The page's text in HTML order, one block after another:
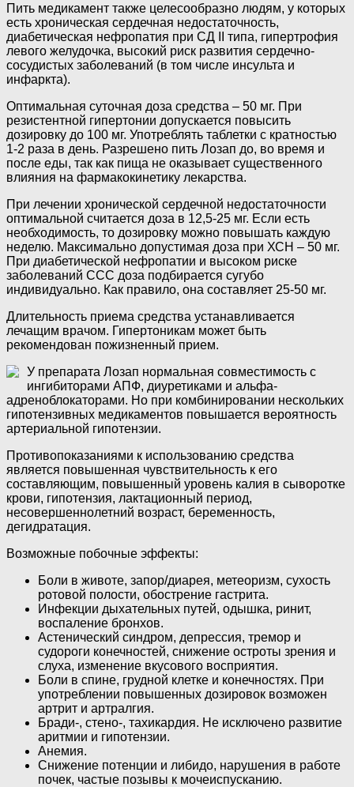
Пить медикамент также целесообразно людям, у которых
есть хроническая сердечная недостаточность,
диабетическая нефропатия при СД II типа, гипертрофия
левого желудочка, высокий риск развития сердечно-
сосудистых заболеваний (в том числе инсульта и
инфаркта).
Оптимальная суточная доза средства – 50 мг. При
резистентной гипертонии допускается повысить
дозировку до 100 мг. Употреблять таблетки с кратностью
1-2 раза в день. Разрешено пить Лозап до, во время и
после еды, так как пища не оказывает существенного
влияния на фармакокинетику лекарства.
При лечении хронической сердечной недостаточности
оптимальной считается доза в 12,5-25 мг. Если есть
необходимость, то дозировку можно повышать каждую
неделю. Максимально допустимая доза при ХСН – 50 мг.
При диабетической нефропатии и высоком риске
заболеваний ССС доза подбирается сугубо
индивидуально. Как правило, она составляет 25-50 мг.
Длительность приема средства устанавливается
лечащим врачом. Гипертоникам может быть
рекомендован пожизненный прием.
У препарата Лозап нормальная совместимость с
ингибиторами АПФ, диуретиками и альфа-
адреноблокаторами. Но при комбинировании нескольких
гипотензивных медикаментов повышается вероятность
артериальной гипотензии.
Противопоказаниями к использованию средства
является повышенная чувствительность к его
составляющим, повышенный уровень калия в сыворотке
крови, гипотензия, лактационный период,
несовершеннолетний возраст, беременность,
дегидратация.
Возможные побочные эффекты:
Боли в животе, запор/диарея, метеоризм, сухость
ротовой полости, обострение гастрита.
Инфекции дыхательных путей, одышка, ринит,
воспаление бронхов.
Астенический синдром, депрессия, тремор и
судороги конечностей, снижение остроты зрения и
слуха, изменение вкусового восприятия.
Боли в спине, грудной клетке и конечностях. При
употреблении повышенных дозировок возможен
артрит и артралгия.
Бради-, стено-, тахикардия. Не исключено развитие
аритмии и гипотензии.
Анемия.
Снижение потенции и либидо, нарушения в работе
почек, частые позывы к мочеиспусканию.